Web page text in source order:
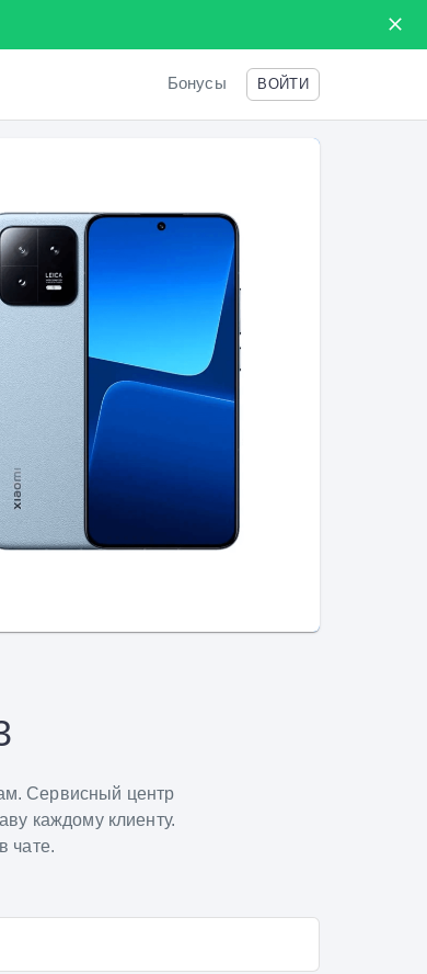
Бонусы ВОЙТИ
Сервисный центр
каждому клиенту.
чате.